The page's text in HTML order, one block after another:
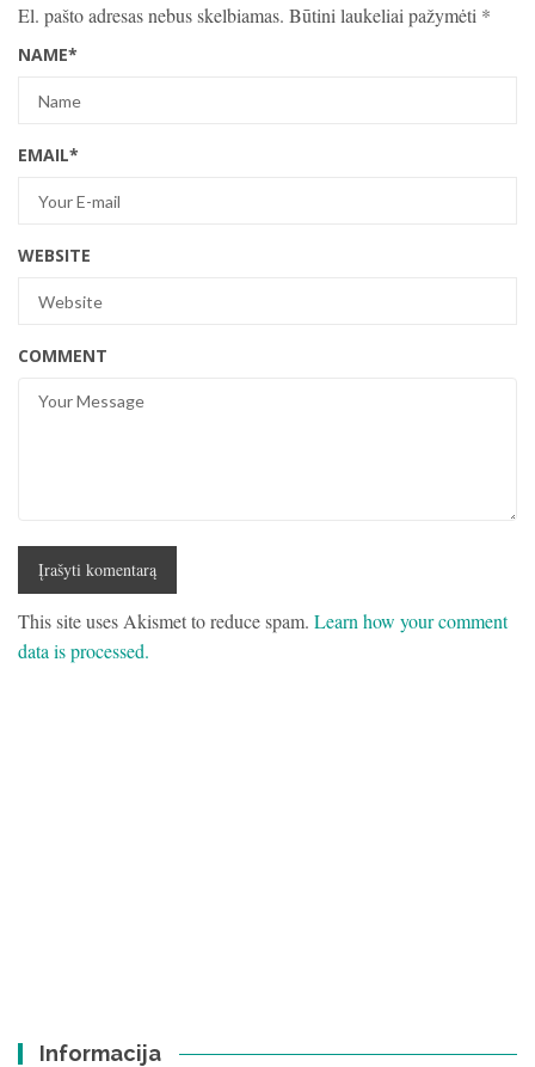
El. pašto adresas nebus skelbiamas. Būtini laukeliai pažymėti *
NAME*
EMAIL*
WEBSITE
COMMENT
This site uses Akismet to reduce spam. Learn how your comment
data is processed.
Informacija